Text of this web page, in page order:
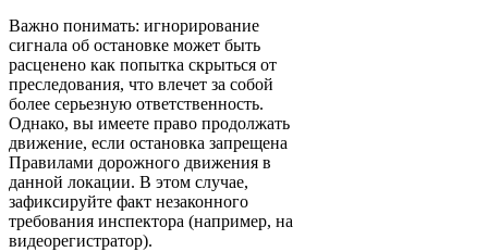
Важно понимать: игнорирование
сигнала об остановке может быть
расценено как попытка скрыться от
преследования, что влечет за собой
более серьезную ответственность.
Однако, вы имеете право продолжать
движение, если остановка запрещена
Правилами дорожного движения в
данной локации. В этом случае,
зафиксируйте факт незаконного
требования инспектора (например, на
видеорегистратор).